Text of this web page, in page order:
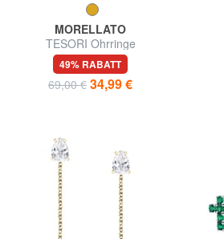
MORELLATO
TESORI Ohrringe
49% RABATT
69,00 € 34,99 €